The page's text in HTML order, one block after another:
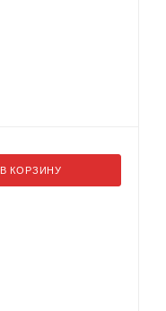
В КОРЗИНУ